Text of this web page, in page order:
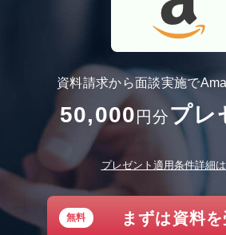
資料請求から面談実施で
50,000 円分プレ
プレゼント適用条件詳細
無料 まずは資料